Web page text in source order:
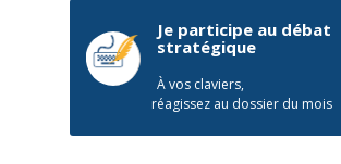
Je participe au débat
stratégique
À vos claviers,
réagissez au dossier du mois